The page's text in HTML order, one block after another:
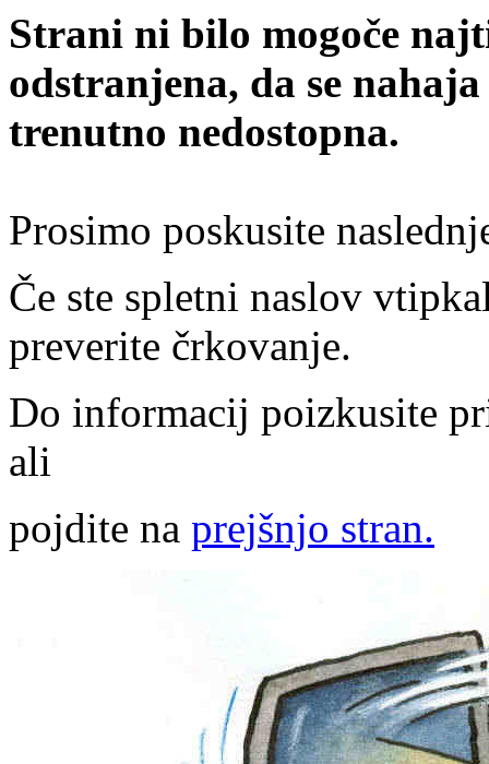
Strani ni bilo mogoče
odstranjena, da se
trenutno nedostopna.
Prosimo poskusite
Če ste spletni naslov
preverite črkovanje.
Do informacij poizkusite
ali
pojdite na prejšnjo stran.